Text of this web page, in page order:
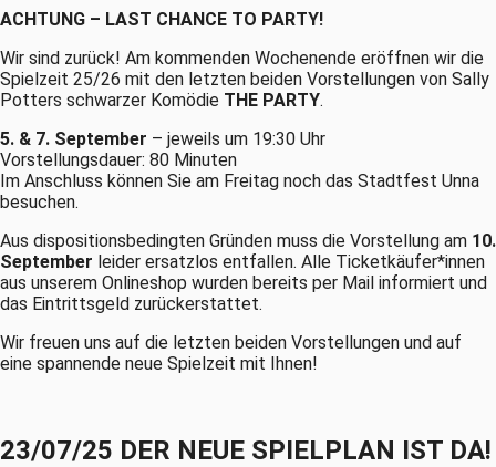
ACHTUNG – LAST CHANCE TO PARTY!
Wir sind zurück! Am kommenden Wochenende eröffnen wir die
Spielzeit 25/26 mit den letzten beiden Vorstellungen von Sally
Potters schwarzer Komödie THE PARTY.
5. & 7. September – jeweils um 19:30 Uhr
Vorstellungsdauer: 80 Minuten
Im Anschluss können Sie am Freitag noch das Stadtfest Unna
besuchen.
Aus dispositionsbedingten Gründen muss die Vorstellung am 10.
September leider ersatzlos entfallen. Alle Ticketkäufer*innen
aus unserem Onlineshop wurden bereits per Mail informiert und
das Eintrittsgeld zurückerstattet.
Wir freuen uns auf die letzten beiden Vorstellungen und auf
eine spannende neue Spielzeit mit Ihnen!
23/07/25 DER NEUE SPIELPLAN IST DA!